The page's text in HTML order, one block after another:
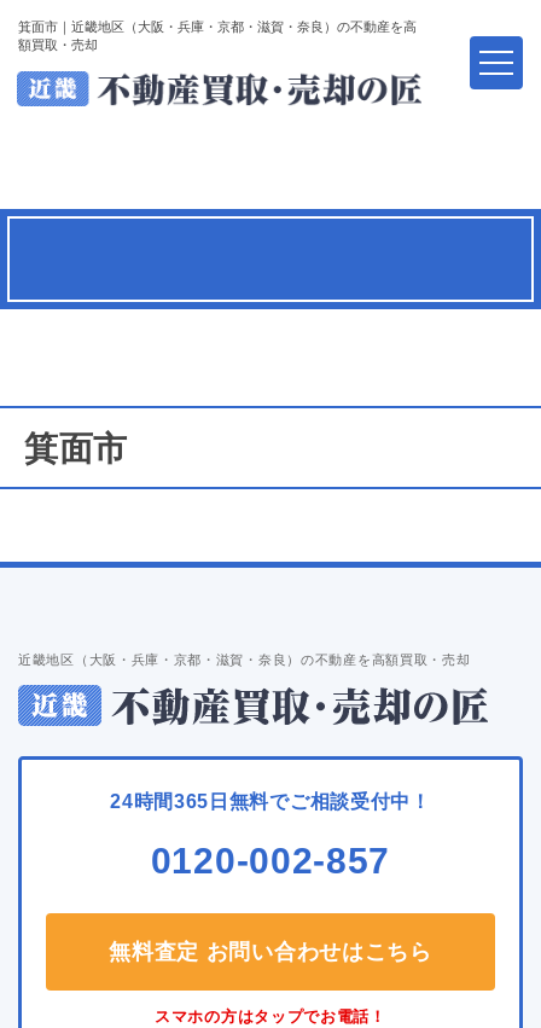
箕面市｜近畿地区（大阪・兵庫・京都・滋賀・奈良）の不動産を高
額買取・売却
箕面市
近畿地区（大阪・兵庫・京都・滋賀・奈良）の不動産を高額買取・売却
24時間365日無料でご相談受付中！
0120-002-857
無料査定 お問い合わせはこちら
スマホの方はタップでお電話！